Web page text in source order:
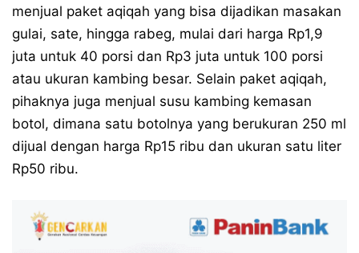
menjual paket aqiqah yang bisa dijadikan masakan
gulai, sate, hingga rabeg, mulai dari harga Rp1,9
juta untuk 40 porsi dan Rp3 juta untuk 100 porsi
atau ukuran kambing besar. Selain paket aqiqah,
pihaknya juga menjual susu kambing kemasan
botol, dimana satu botolnya yang berukuran 250 ml
dijual dengan harga Rp15 ribu dan ukuran satu liter
Rp50 ribu.